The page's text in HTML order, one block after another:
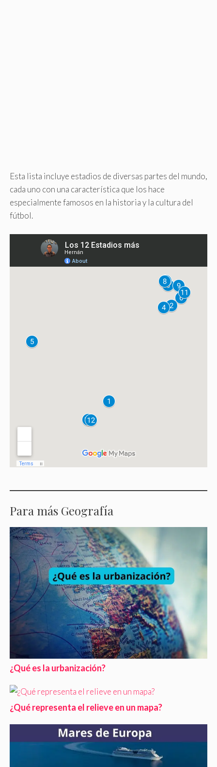
Esta lista incluye estadios de diversas partes del mundo,
cada uno con una característica que los hace
especialmente famosos en la historia y la cultura del
fútbol.
Para más Geografía
¿Qué es la urbanización?
¿Qué representa el relieve en un mapa?